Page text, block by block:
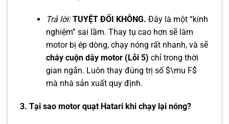
Trả lời: TUYỆT ĐỐI KHÔNG. Đây là một “kinh
nghiệm” sai lầm. Thay tụ cao hơn sẽ làm
motor bị ép dòng, chạy nóng rất nhanh, và sẽ
cháy cuộn dây motor (Lỗi 5) chỉ trong thời
gian ngắn. Luôn thay đúng trị số $\mu F$
mà nhà sản xuất quy định.
3. Tại sao motor quạt Hatari khi chạy lại nóng?